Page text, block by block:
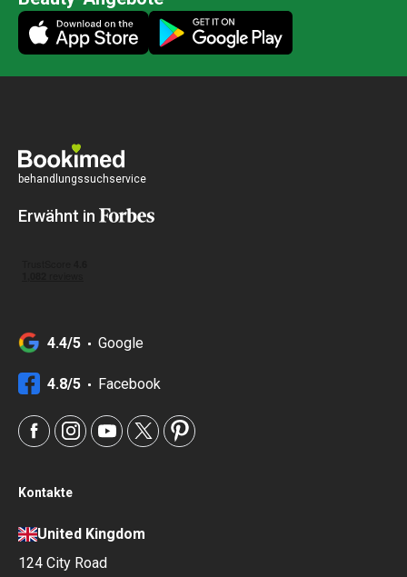
behandlungssuchservice
Erwähnt in
4.4/5 Google
4.8/5 Facebook
Kontakte
United Kingdom
124 City Road